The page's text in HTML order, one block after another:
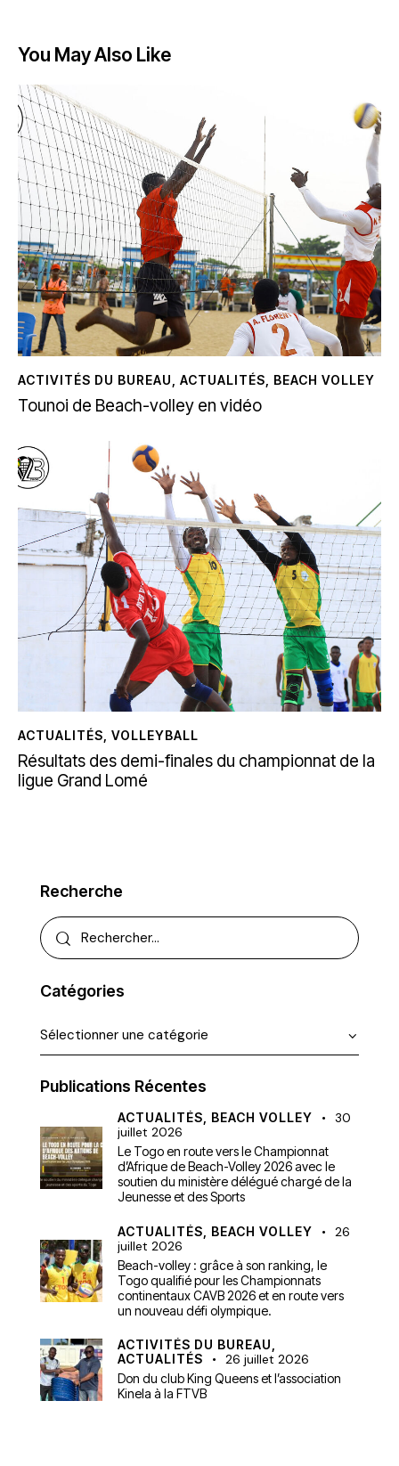
You May Also Like
ACTIVITÉS DU BUREAU ACTUALITÉS BEACH VOLLEY
Tounoi de Beach-volley en vidéo
ACTUALITÉS VOLLEYBALL
Résultats des demi-finales du championnat de la
ligue Grand Lomé
Recherche
Catégories
Publications Récentes
ACTUALITÉS, BEACH VOLLEY
30
juillet 2026
Le Togo en route vers le Championnat
d’Afrique de Beach-Volley 2026 avec le
soutien du ministère délégué chargé de la
Jeunesse et des Sports
ACTUALITÉS, BEACH VOLLEY
26
juillet 2026
Beach-volley : grâce à son ranking, le
Togo qualifié pour les Championnats
continentaux CAVB 2026 et en route vers
un nouveau défi olympique.
ACTIVITÉS DU BUREAU,
ACTUALITÉS
26 juillet 2026
Don du club King Queens et l’association
Kinela à la FTVB